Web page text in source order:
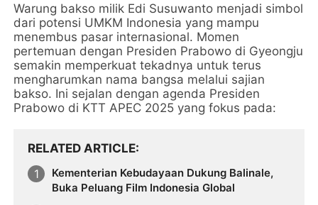
Warung bakso milik Edi Susuwanto menjadi simbol
dari potensi UMKM Indonesia yang mampu
menembus pasar internasional. Momen
pertemuan dengan Presiden Prabowo di Gyeongju
semakin memperkuat tekadnya untuk terus
mengharumkan nama bangsa melalui sajian
bakso. Ini sejalan dengan agenda Presiden
Prabowo di KTT APEC 2025 yang fokus pada:
RELATED ARTICLE
Kementerian Kebudayaan Dukung Balinale,
Buka Peluang Film Indonesia Global